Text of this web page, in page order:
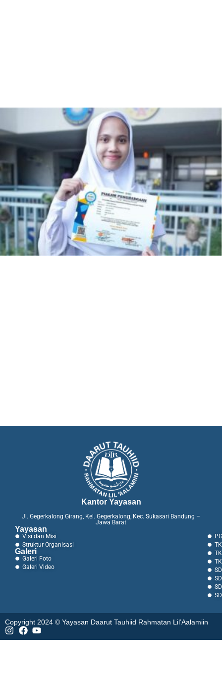
Kantor Yayasan
Jl. Gegerkalong Girang, Kel. Gegerkalong, Kec. Sukasari Bandung –
Jawa Barat
Yayasan
Visi dan Misi
Struktur Organisasi
Galeri
Galeri Foto
Galeri Video
Copyright 2024 © Yayasan Daarut Tauhiid Rahmatan Lil’Aalamiin